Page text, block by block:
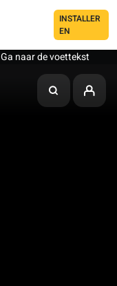
INSTALLER
EN
Ga naar de voettekst